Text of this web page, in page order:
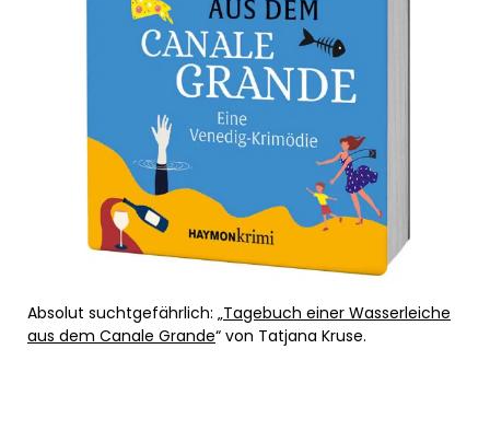
Absolut suchtgefährlich: „Tagebuch einer Wasserleiche
aus dem Canale Grande“ von Tatjana Kruse.